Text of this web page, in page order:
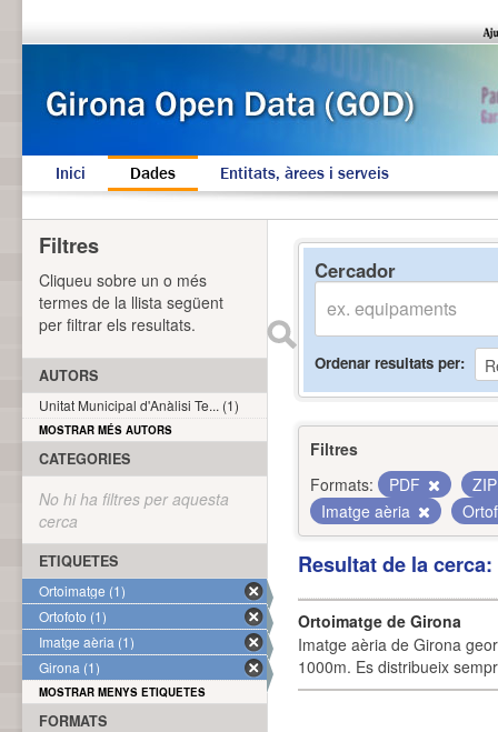
Inici Dades Entitats, àrees i serveis
Cercador
Ordenar resultats per
Filtres
Formats:
PDF
Imatge aèria
Resultat de la
Ortoimatge de Girona
Imatge aèria de Girona
1000m. Es distribueix
Filtres
Cliqueu sobre un o més
termes de la llista següent
per filtrar els resultats.
AUTORS
Unitat Municipal d'Anàlisi Te... (1)
MOSTRAR MÉS AUTORS
CATEGORIES
No hi ha filtres per aquesta
cerca
ETIQUETES
Ortoimatge (1)
Ortofoto (1)
Imatge aèria (1)
Girona (1)
MOSTRAR MENYS ETIQUETES
FORMATS